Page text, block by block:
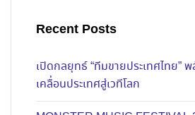
Recent Posts
เปิดกลยุทธ์ “ทีมขายประเทศไทย”
เคลื่อนประเทศสู่เวทีโลก